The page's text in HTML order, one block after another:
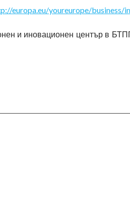
europa.eu/youreurope/business/
и иновационен център в